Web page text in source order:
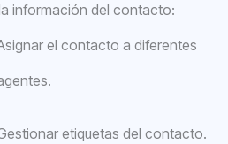
información del contacto:
el contacto a diferentes
etiquetas del contacto.